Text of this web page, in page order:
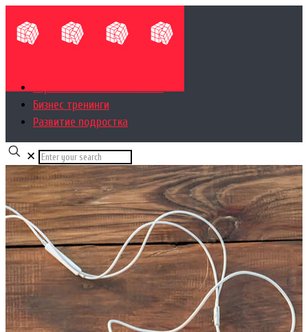
Бизнес тренинги
Развитие подростка
✕